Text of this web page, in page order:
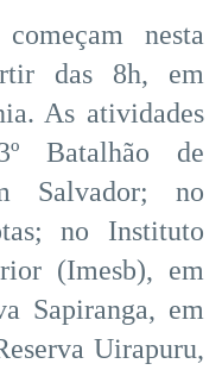
nesta
das 8h, em
As atividades
Batalhão de
Salvador; no
no Instituto
(Imesb), em
Sapiranga, em
Uirapuru,